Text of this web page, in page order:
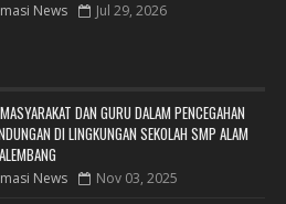
News Jul 29, 2026
DAN GURU DALAM PENCEGAHAN
DI LINGKUNGAN SEKOLAH SMP ALAM
News Nov 03, 2025